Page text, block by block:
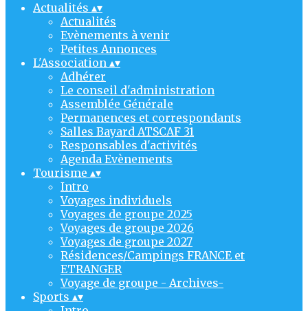
Actualités ▴▾
Actualités
Evènements à venir
Petites Annonces
L'Association ▴▾
Adhérer
Le conseil d'administration
Assemblée Générale
Permanences et correspondants
Salles Bayard ATSCAF 31
Responsables d'activités
Agenda Evènements
Tourisme ▴▾
Intro
Voyages individuels
Voyages de groupe 2025
Voyages de groupe 2026
Voyages de groupe 2027
Résidences/Campings FRANCE et
ETRANGER
Voyage de groupe - Archives-
Sports ▴▾